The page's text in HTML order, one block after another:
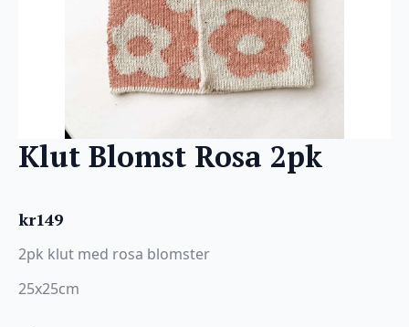
Klut Blomst Rosa 2pk
kr149
2pk klut med rosa blomster
25x25cm